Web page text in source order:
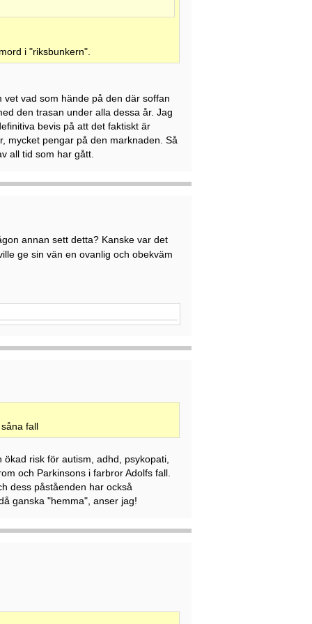
i "riksbunkern".
vad som hände på den där soffan
den trasan under alla dessa år. Jag
bevis på att det faktiskt är
mycket pengar på den marknaden. Så
all tid som har gått.
annan sett detta? Kanske var det
ge sin vän en ovanlig och obekväm
fall
risk för autism, adhd, psykopati,
och Parkinsons i farbror Adolfs fall.
dess påståenden har också
ganska "hemma", anser jag!